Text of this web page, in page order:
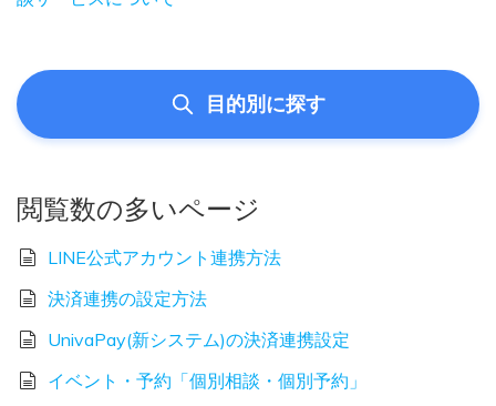
目的別に探す
閲覧数の多いページ
LINE公式アカウント連携方法
決済連携の設定方法
UnivaPay(新システム)の決済連携設定
イベント・予約「個別相談・個別予約」